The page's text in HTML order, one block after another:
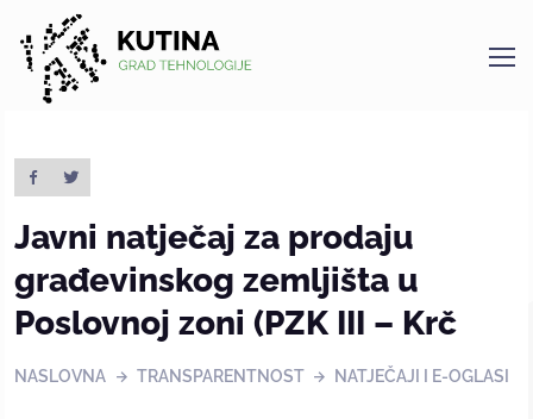
Kutina
Javni natječaj za prodaju
građevinskog zemljišta u
Poslovnoj zoni (PZK III – Krč
NASLOVNA TRANSPARENTNOST NATJEČAJI I E-OGLASI